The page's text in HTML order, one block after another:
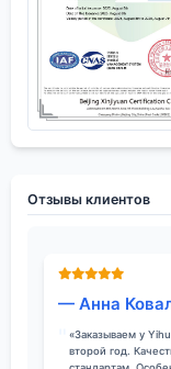
Отзывы клиентов
— Анна
«Заказываем у
второй год.